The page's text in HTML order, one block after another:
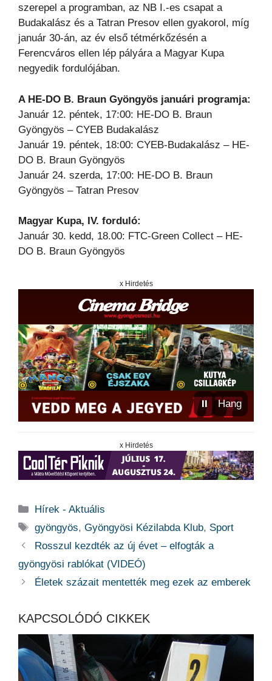
szerepel a programban, az NB I.-es csapat a
Budakalász és a Tatran Presov ellen gyakorol, míg
január 30-án, az év első tétmérkőzésén a
Ferencváros ellen lép pályára a Magyar Kupa
negyedik fordulójában.
A HE-DO B. Braun Gyöngyös januári programja:
Január 12. péntek, 17:00: HE-DO B. Braun
Gyöngyös – CYEB Budakalász
Január 19. péntek, 18:00: CYEB-Budakalász – HE-
DO B. Braun Gyöngyös
Január 24. szerda, 17:00: HE-DO B. Braun
Gyöngyös – Tatran Presov
Magyar Kupa, IV. forduló:
Január 30. kedd, 18.00: FTC-Green Collect – HE-
DO B. Braun Gyöngyös
x Hirdetés
⏸ Hang
x Hirdetés
Kategória
Hírek - Aktuális
Címkék
gyöngyös,Gyöngyösi Kézilabda Klub, Sport
Rosszul kezdték az új évet – elfogták a
gyöngyösi rablókat (VIDEÓ)
Életek százait mentették meg ezek az emberek
KAPCSOLÓDÓ CIKKEK